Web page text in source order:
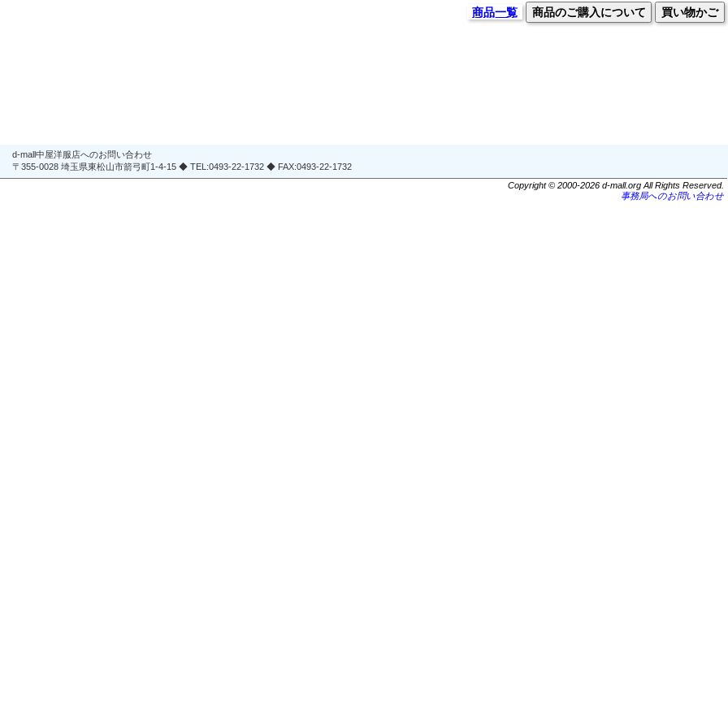
商品一覧 商品のご購入について 買い物かご
d-mall中屋洋服店へのお問い合わせ
〒355-0028 埼玉県東松山市箭弓町1-4-15 ◆ TEL:0493-22-1732 ◆ FAX:0493-22-1732
Copyright © 2000-2026 d-mall.org All Rights Reserved.
事務局へのお問い合わせ